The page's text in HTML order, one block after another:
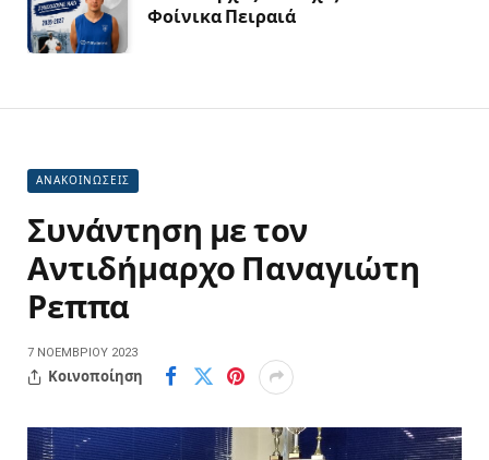
Φοίνικα Πειραιά
ΑΝΑΚΟΙΝΩΣΕΙΣ
Συνάντηση με τον
Αντιδήμαρχο Παναγιώτη
Ρεππα
7 ΝΟΕΜΒΡΊΟΥ 2023
Κοινοποίηση